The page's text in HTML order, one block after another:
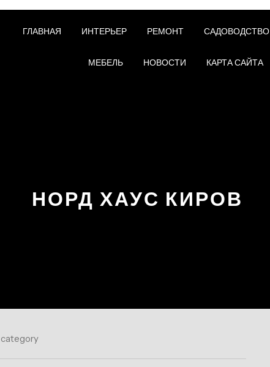
ГЛАВНАЯ ИНТЕРЬЕР РЕМОНТ САДОВОДСТВО
МЕБЕЛЬ НОВОСТИ КАРТА САЙТА
НОРД ХАУС КИРОВ
category